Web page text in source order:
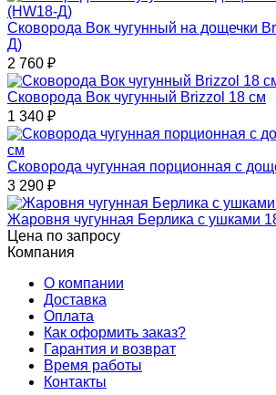
Сковорода Вок чугунный на дощечки
Д)
2 760 ₽
Сковорода Вок чугунный Brizzol 18 см
1 340 ₽
Сковорода чугунная порционная с
3 290 ₽
Жаровня чугунная Берлика с ушками
Цена по запросу
Компания
О компании
Доставка
Оплата
Как оформить заказ?
Гарантия и возврат
Время работы
Контакты